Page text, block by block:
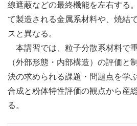
線遮蔽などの最終機能を左右する
て製造される金属系材料や、焼結
スと異なる。
本講習では、粒子分散系材料で
（外部形態・内部構造）の評価と
決の求められる課題・問題点を学
合成と粉体特性評価の観点から産
る。